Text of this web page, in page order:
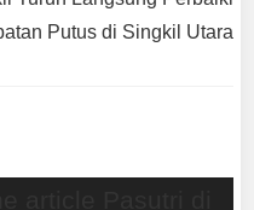
Putus di Singkil Utara